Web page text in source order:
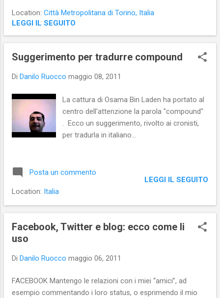
Location: Città Metropolitana di Torino, Italia
LEGGI IL SEGUITO
Suggerimento per tradurre compound
Di Danilo Ruocco maggio 08, 2011
La cattura di Osama Bin Laden ha portato al
centro dell'attenzione la parola "compound"
. Ecco un suggerimento, rivolto ai cronisti,
per tradurla in italiano...
Posta un commento
Location: Italia
LEGGI IL SEGUITO
Facebook, Twitter e blog: ecco come li
uso
Di Danilo Ruocco maggio 06, 2011
FACEBOOK Mantengo le relazioni con i miei “amici”, ad
esempio commentando i loro status, o esprimendo il mio